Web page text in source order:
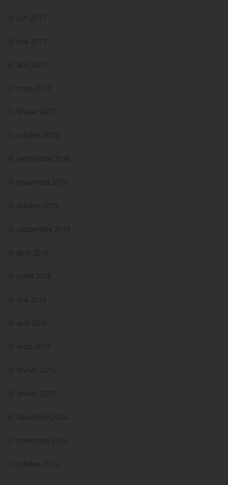
juin 2017
mai 2017
avril 2017
mars 2017
février 2017
octobre 2016
septembre 2016
novembre 2015
octobre 2015
septembre 2015
août 2015
juillet 2015
mai 2015
avril 2015
mars 2015
février 2015
janvier 2015
décembre 2014
novembre 2014
octobre 2014